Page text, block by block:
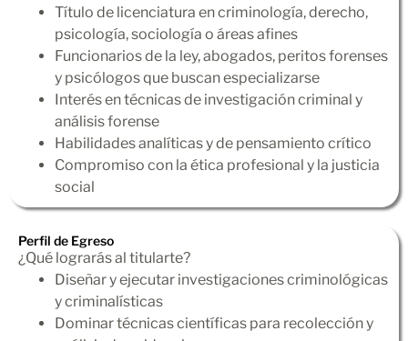
Título de licenciatura en criminología, derecho,
psicología, sociología o áreas afines
Funcionarios de la ley, abogados, peritos forenses
y psicólogos que buscan especializarse
Interés en técnicas de investigación criminal y
análisis forense
Habilidades analíticas y de pensamiento crítico
Compromiso con la ética profesional y la justicia
social
Perfil de Egreso
¿Qué lograrás al titularte?
Diseñar y ejecutar investigaciones criminológicas
y criminalísticas
Dominar técnicas científicas para recolección y